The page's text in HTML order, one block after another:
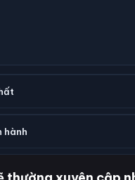
hành